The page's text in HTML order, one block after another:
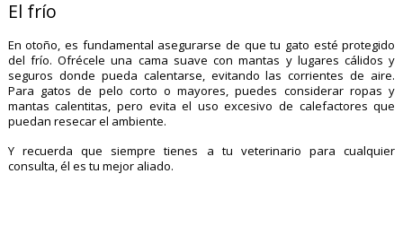
El frío
En otoño, es fundamental asegurarse de que tu gato esté protegido
del frío. Ofrécele una cama suave con mantas y lugares cálidos y
seguros donde pueda calentarse, evitando las corrientes de aire.
Para gatos de pelo corto o mayores, puedes considerar ropas y
mantas calentitas, pero evita el uso excesivo de calefactores que
puedan resecar el ambiente.
Y recuerda que siempre tienes a tu veterinario para cualquier
consulta, él es tu mejor aliado.